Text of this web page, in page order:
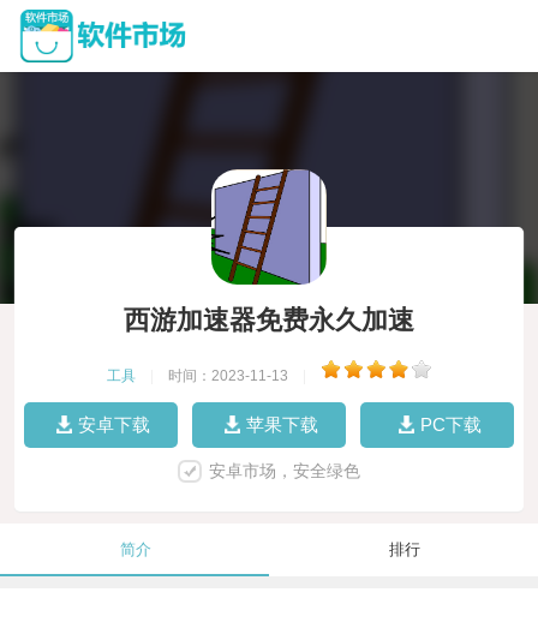
西游加速器免费永久加速
工具 时间：2023-11-13
安卓下载 苹果下载 PC下载
安卓市场，安全绿色
简介 排行